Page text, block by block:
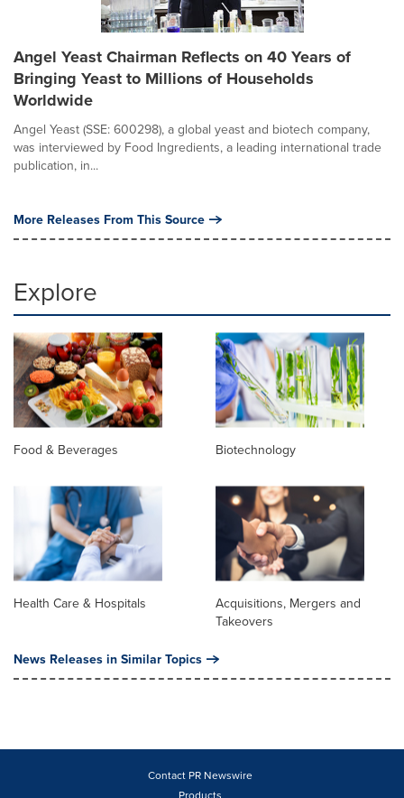
Angel Yeast Chairman Reflects on 40 Years of
Bringing Yeast to Millions of Households
Worldwide
Angel Yeast (SSE: 600298), a global yeast and biotech company,
was interviewed by Food Ingredients, a leading international trade
publication, in...
More Releases From This Source
Explore
Food & Beverages Biotechnology
Health Care & Hospitals
Acquisitions, Mergers and
Takeovers
News Releases in Similar Topics
Contact PR Newswire
Products